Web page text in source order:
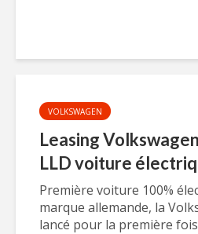
VOLKSWAGEN
Leasing
LLD voiture
Première voiture 100%
marque allemande, la
lancé pour la première